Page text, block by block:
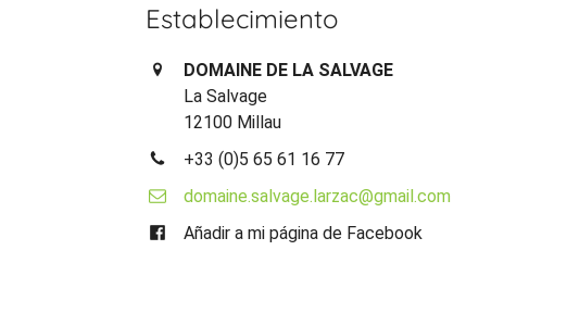
Establecimiento
DOMAINE DE LA SALVAGE
La Salvage
12100 Millau
+33 (0)5 65 61 16 77
domaine.salvage.larzac@gmail.com
Añadir a mi página de Facebook